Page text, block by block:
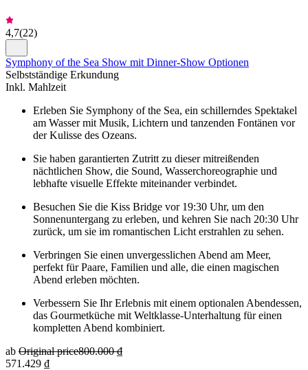
4,7(22)
Symphony of the Sea Show mit Dinner-Show Optionen
Selbstständige Erkundung
Inkl. Mahlzeit
Erleben Sie Symphony of the Sea, ein schillerndes Spektakel
am Wasser mit Musik, Lichtern und tanzenden Fontänen vor
der Kulisse des Ozeans.
Sie haben garantierten Zutritt zu dieser mitreißenden
nächtlichen Show, die Sound, Wasserchoreographie und
lebhafte visuelle Effekte miteinander verbindet.
Besuchen Sie die Kiss Bridge vor 19:30 Uhr, um den
Sonnenuntergang zu erleben, und kehren Sie nach 20:30 Uhr
zurück, um sie im romantischen Licht erstrahlen zu sehen.
Verbringen Sie einen unvergesslichen Abend am Meer,
perfekt für Paare, Familien und alle, die einen magischen
Abend erleben möchten.
Verbessern Sie Ihr Erlebnis mit einem optionalen Abendessen,
das Gourmetküche mit Weltklasse-Unterhaltung für einen
kompletten Abend kombiniert.
ab Original price800.000 ₫
571.429 ₫